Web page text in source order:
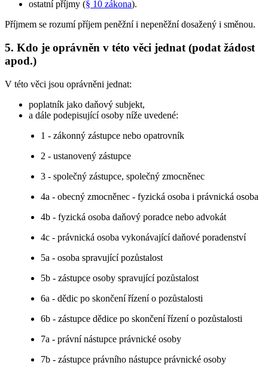
ostatní příjmy (§ 10 zákona).
Příjmem se rozumí příjem peněžní i nepeněžní dosažený i směnou.
5. Kdo je oprávněn v této věci jednat (podat žádost
apod.)
V této věci jsou oprávněni jednat:
poplatník jako daňový subjekt,
a dále podepisující osoby níže uvedené:
1 - zákonný zástupce nebo opatrovník
2 - ustanovený zástupce
3 - společný zástupce, společný zmocněnec
4a - obecný zmocněnec - fyzická osoba i právnická osoba
4b - fyzická osoba daňový poradce nebo advokát
4c - právnická osoba vykonávající daňové poradenství
5a - osoba spravující pozůstalost
5b - zástupce osoby spravující pozůstalost
6a - dědic po skončení řízení o pozůstalosti
6b - zástupce dědice po skončení řízení o pozůstalosti
7a - právní nástupce právnické osoby
7b - zástupce právního nástupce právnické osoby